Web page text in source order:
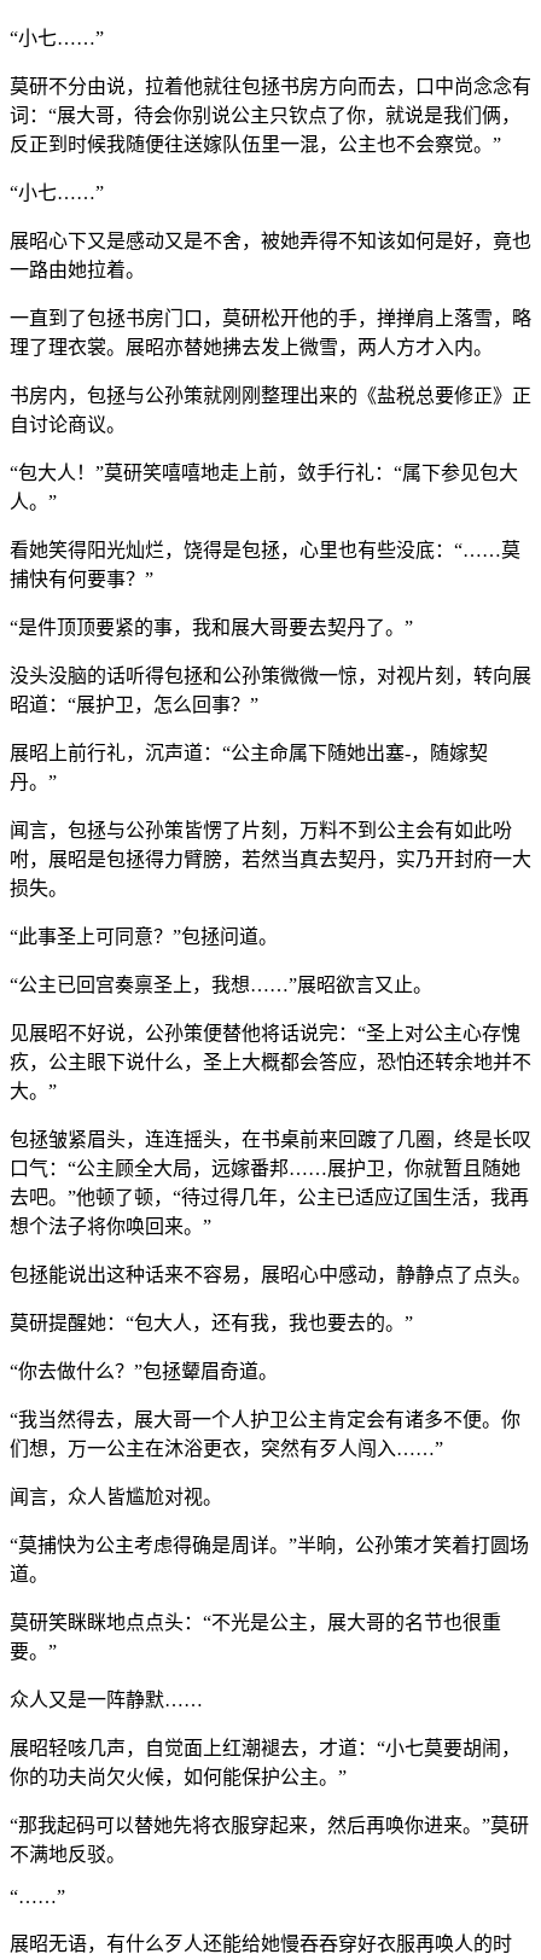
“小七……”
莫研不分由说，拉着他就往包拯书房方向而去，口中尚念念有
词：“展大哥，待会你别说公主只钦点了你，就说是我们俩，
反正到时候我随便往送嫁队伍里一混，公主也不会察觉。”
“小七……”
展昭心下又是感动又是不舍，被她弄得不知该如何是好，竟也
一路由她拉着。
一直到了包拯书房门口，莫研松开他的手，掸掸肩上落雪，略
理了理衣裳。展昭亦替她拂去发上微雪，两人方才入内。
书房内，包拯与公孙策就刚刚整理出来的《盐税总要修正》正
自讨论商议。
“包大人！”莫研笑嘻嘻地走上前，敛手行礼：“属下参见包大
人。”
看她笑得阳光灿烂，饶得是包拯，心里也有些没底：“……莫
捕快有何要事？”
“是件顶顶要紧的事，我和展大哥要去契丹了。”
没头没脑的话听得包拯和公孙策微微一惊，对视片刻，转向展
昭道：“展护卫，怎么回事？”
展昭上前行礼，沉声道：“公主命属下随她出塞-，随嫁契
丹。”
闻言，包拯与公孙策皆愣了片刻，万料不到公主会有如此吩
咐，展昭是包拯得力臂膀，若然当真去契丹，实乃开封府一大
损失。
“此事圣上可同意？”包拯问道。
“公主已回宫奏禀圣上，我想……”展昭欲言又止。
见展昭不好说，公孙策便替他将话说完：“圣上对公主心存愧
疚，公主眼下说什么，圣上大概都会答应，恐怕还转余地并不
大。”
包拯皱紧眉头，连连摇头，在书桌前来回踱了几圈，终是长叹
口气：“公主顾全大局，远嫁番邦……展护卫，你就暂且随她
去吧。”他顿了顿，“待过得几年，公主已适应辽国生活，我再
想个法子将你唤回来。”
包拯能说出这种话来不容易，展昭心中感动，静静点了点头。
莫研提醒她：“包大人，还有我，我也要去的。”
“你去做什么？”包拯颦眉奇道。
“我当然得去，展大哥一个人护卫公主肯定会有诸多不便。你
们想，万一公主在沐浴更衣，突然有歹人闯入……”
闻言，众人皆尴尬对视。
“莫捕快为公主考虑得确是周详。”半晌，公孙策才笑着打圆场
道。
莫研笑眯眯地点点头：“不光是公主，展大哥的名节也很重
要。”
众人又是一阵静默……
展昭轻咳几声，自觉面上红潮褪去，才道：“小七莫要胡闹，
你的功夫尚欠火候，如何能保护公主。”
“那我起码可以替她先将衣服穿起来，然后再唤你进来。”莫研
不满地反驳。
“……”
展昭无语，有什么歹人还能给她慢吞吞穿好衣服再唤人的时